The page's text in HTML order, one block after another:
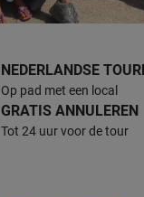
NEDERLANDSE
Op pad met een local
GRATIS ANNULEREN
Tot 24 uur voor de tour